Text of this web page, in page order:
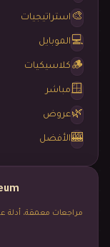
🎨 استراتيجيات
💻 الموبايل
🪵 كلاسيكيات
🪟مباشر
🌿عروض
🎰الأفضل
مراجعات معمقة، أدلة